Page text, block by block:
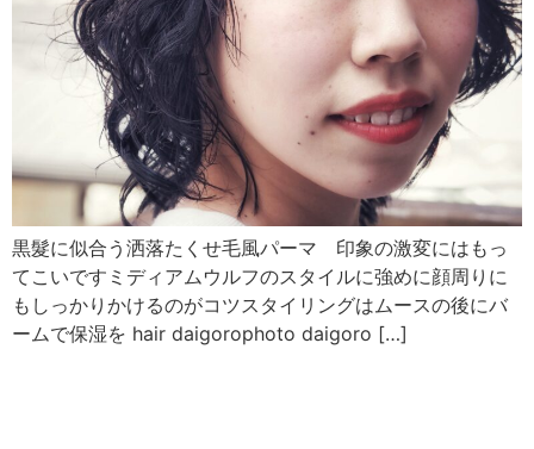
黒髮に似合う洒落たくせ毛風パーマ 印象の激変にはもっ
てこいですミディアムウルフのスタイルに強めに顔周りに
もしっかりかけるのがコツスタイリングはムースの後にバ
ームで保湿を hair daigorophoto daigoro […]